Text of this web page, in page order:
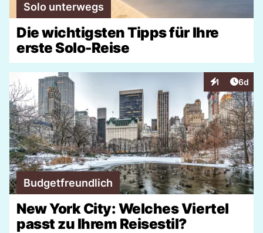
Solo unterwegs
Die wichtigsten Tipps für Ihre
erste Solo-Reise
1
Interaktionen
6d
Budgetfreundlich
New York City: Welches Viertel
passt zu Ihrem Reisestil?